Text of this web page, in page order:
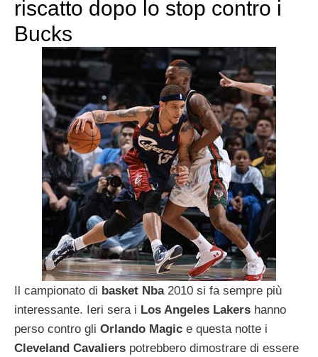
riscatto dopo lo stop contro i
Bucks
Il campionato di basket Nba2010 si fa sempre più
interessante. Ieri sera i Los Angeles Lakers hanno
perso contro gli Orlando Magic e questa notte i
Cleveland Cavaliers potrebbero dimostrare di essere